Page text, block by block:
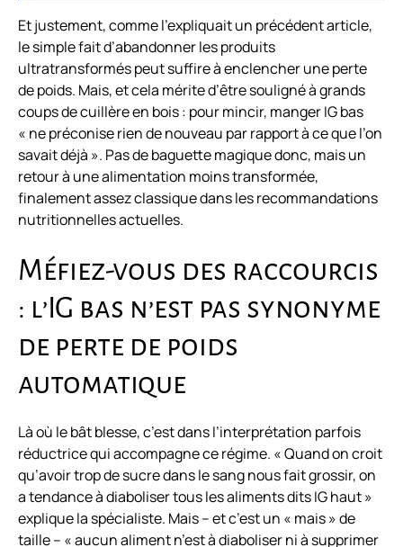
Et justement, comme l’expliquait un précédent article,
le simple fait d’abandonner les produits
ultratransformés peut suffire à enclencher une perte
de poids. Mais, et cela mérite d’être souligné à grands
coups de cuillère en bois : pour mincir, manger IG bas
« ne préconise rien de nouveau par rapport à ce que l’on
savait déjà ». Pas de baguette magique donc, mais un
retour à une alimentation moins transformée,
finalement assez classique dans les recommandations
nutritionnelles actuelles.
Méfiez-vous des raccourcis
: l’IG bas n’est pas synonyme
de perte de poids
automatique
Là où le bât blesse, c’est dans l’interprétation parfois
réductrice qui accompagne ce régime. « Quand on croit
qu’avoir trop de sucre dans le sang nous fait grossir, on
a tendance à diaboliser tous les aliments dits IG haut »
explique la spécialiste. Mais – et c’est un « mais » de
taille – « aucun aliment n’est à diaboliser ni à supprimer